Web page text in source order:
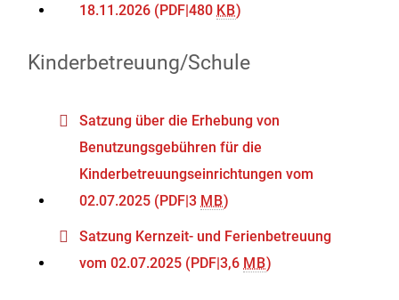
18.11.2026 (PDF|480 KB)
Kinderbetreuung/Schule
Satzung über die Erhebung von
Benutzungsgebühren für die
Kinderbetreuungseinrichtungen vom
02.07.2025 (PDF|3 MB)
Satzung Kernzeit- und Ferienbetreuung
vom 02.07.2025 (PDF|3,6 MB)